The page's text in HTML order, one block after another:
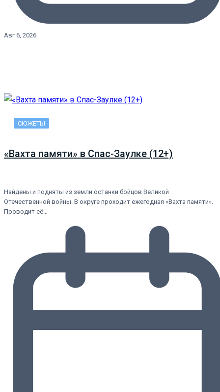
Авг 6, 2026
СЮЖЕТЫ
«Вахта памяти» в Спас-Заулке (12+)
Найдены и подняты из земли останки бойцов Великой
Отечественной войны. В округе проходит ежегодная «Вахта памяти».
Проводит её…